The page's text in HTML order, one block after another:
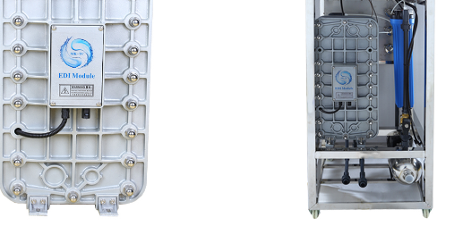
GE EDI模块维修
查看详情
麦克尼斯EDI模块维修
查看详情